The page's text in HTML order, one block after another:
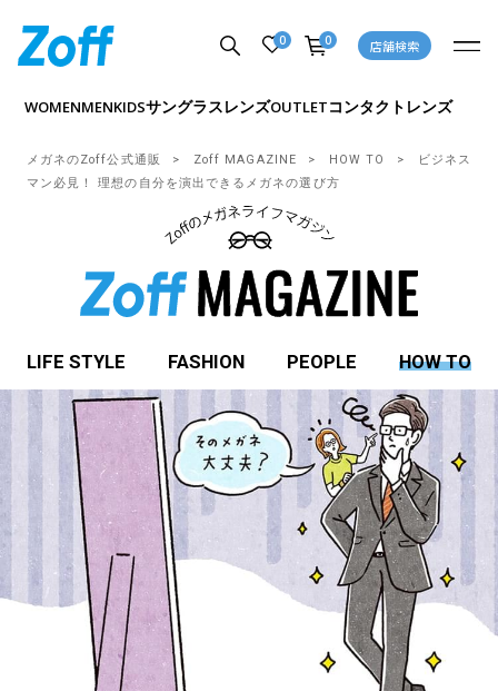
0 0 店舗検索
WOMENMENKIDSサングラスレンズOUTLETコンタクトレンズ
メガネのZoff公式通販 Zoff MAGAZINE HOW TO
ビジネス
マン必見！ 理想の自分を演出できるメガネの選び方
LIFE STYLE FASHION PEOPLE HOW TO